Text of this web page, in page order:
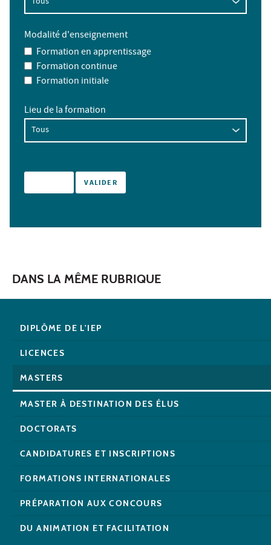
Modalité d'enseignement
Formation en apprentissage
Formation continue
Formation initiale
Lieu de la formation
DANS LA MÊME RUBRIQUE
DIPLÔME DE L'IEP
LICENCES
MASTERS
MASTER À DESTINATION DES ÉLUS
DOCTORATS
CANDIDATURES ET INSCRIPTIONS
FORMATIONS INTERNATIONALES
PRÉPARATION AUX CONCOURS
DU ANIMATION ET FACILITATION